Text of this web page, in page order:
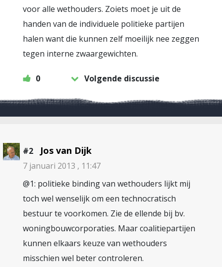
voor alle wethouders. Zoiets moet je uit de
handen van de individuele politieke partijen
halen want die kunnen zelf moeilijk nee zeggen
tegen interne zwaargewichten.
0 Volgende discussie
#2 Jos van Dijk
7 januari 2013 , 11:47
@1: politieke binding van wethouders lijkt mij
toch wel wenselijk om een technocratisch
bestuur te voorkomen. Zie de ellende bij bv.
woningbouwcorporaties. Maar coalitiepartijen
kunnen elkaars keuze van wethouders
misschien wel beter controleren.